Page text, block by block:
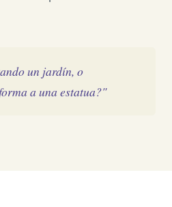
un jardín, o
a una estatua?"